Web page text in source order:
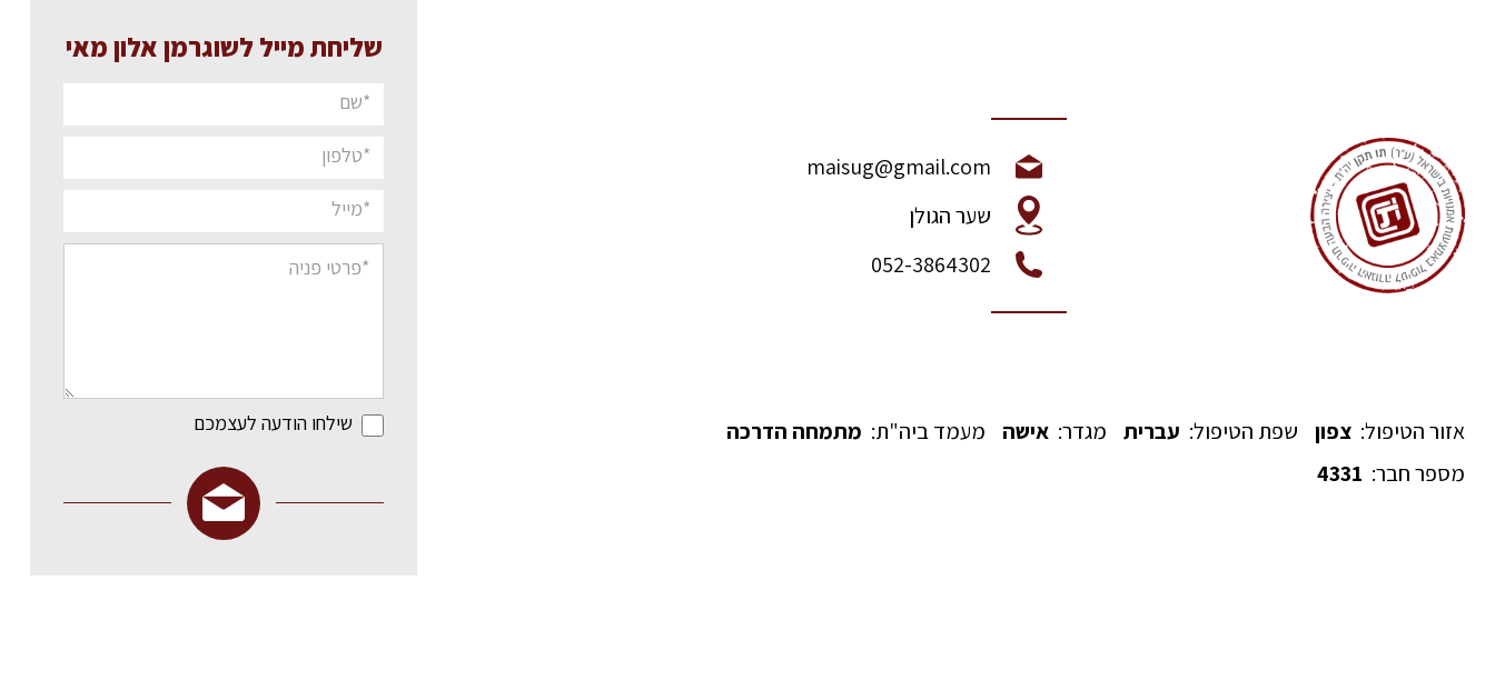
maisug@gmail.com
שער הגולן
052-3864302
אזור הטיפול: צפון שפת הטיפול: עברית מגדר: אישה מעמד ביה"ת: מתמחה הדרכה
מספר חבר: 4331
שליחת מייל לשוגרמן אלון מאי
שילחו הודעה לעצמכם